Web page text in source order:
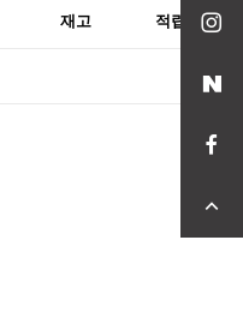
재고 적립금